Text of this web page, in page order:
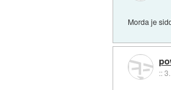
Morda je
::